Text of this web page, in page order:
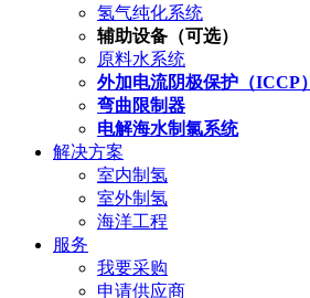
氢气纯化系统
辅助设备（可选）
原料水系统
外加电流阴极保护（ICCP）
弯曲限制器
电解海水制氯系统
解决方案
室内制氢
室外制氢
海洋工程
服务
我要采购
申请供应商